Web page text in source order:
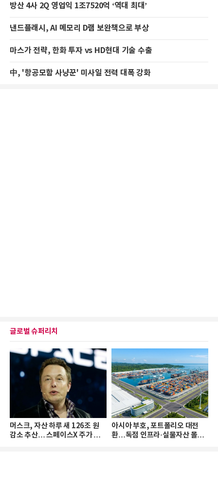
방산 4사 2Q 영업익 1조7520억 ‘역대 최대’
낸드플래시, AI 메모리 D램 보완책으로 부상
마스가 전략, 한화 투자 vs HD현대 기술 수출
中, '항공모함 사냥꾼' 미사일 전력 대폭 강화
글로벌 슈퍼리치
머스크, 자산 하루 새 126조 원
감소 추산… 스페이스X 주가 하
아시아 부호, 포트폴리오 대전
환…독점 인프라·실물자산 몰린